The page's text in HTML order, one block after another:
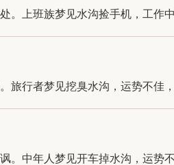
。上班族梦见水沟捡手机，工作
旅行者梦见挖臭水沟，运势不佳
。中年人梦见开车掉水沟，运势